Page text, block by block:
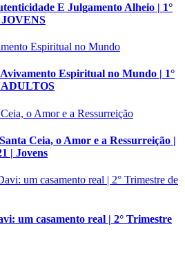
E Julgamento Alheio | 1°
JOVENS
Espiritual no Mundo | 1°
ADULTOS
Ceia, o Amor e a Ressurreição |
| Jovens
um casamento real | 2° Trimestre